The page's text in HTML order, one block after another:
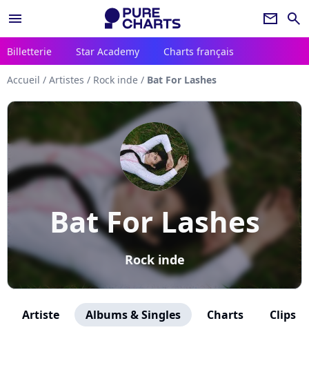
menu newsletter search
Billetterie Star Academy Charts français
Accueil / Artistes / Rock inde / Bat For Lashes
Bat For Lashes
Rock inde
Artiste Albums & Singles Charts Clips